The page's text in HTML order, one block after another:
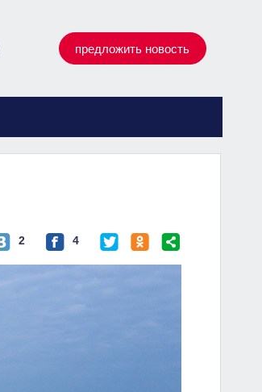
предложить новость
2 4